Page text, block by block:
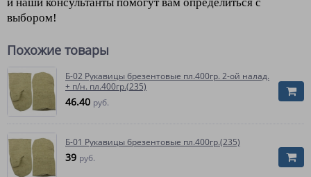
выбором!
Похожие товары
Б-02 Рукавицы брезентовые пл.400гр. 2-ой налад.
+ п/н. пл.400гр.(235)
46.40 руб.
Б-01 Рукавицы брезентовые пл.400гр.(235)
39 руб.